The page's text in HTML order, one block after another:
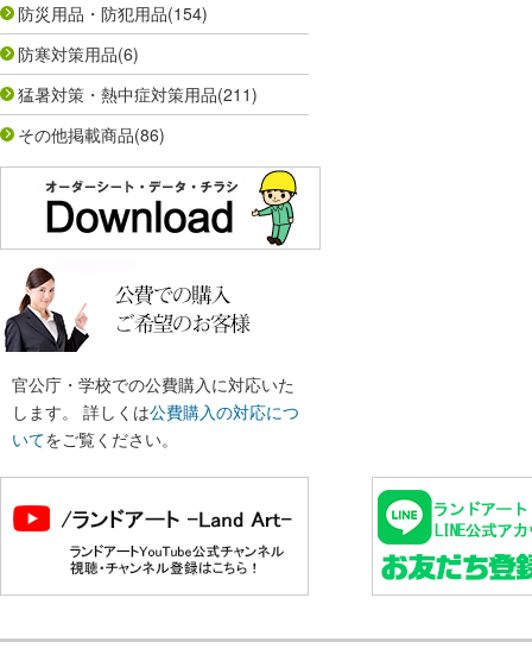
防災用品・防犯用品(154)
防寒対策用品(6)
猛暑対策・熱中症対策用品(211)
その他掲載商品(86)
官公庁・学校での公費購入に対応いた
します。 詳しくは公費購入の対応につ
いてをご覧ください。